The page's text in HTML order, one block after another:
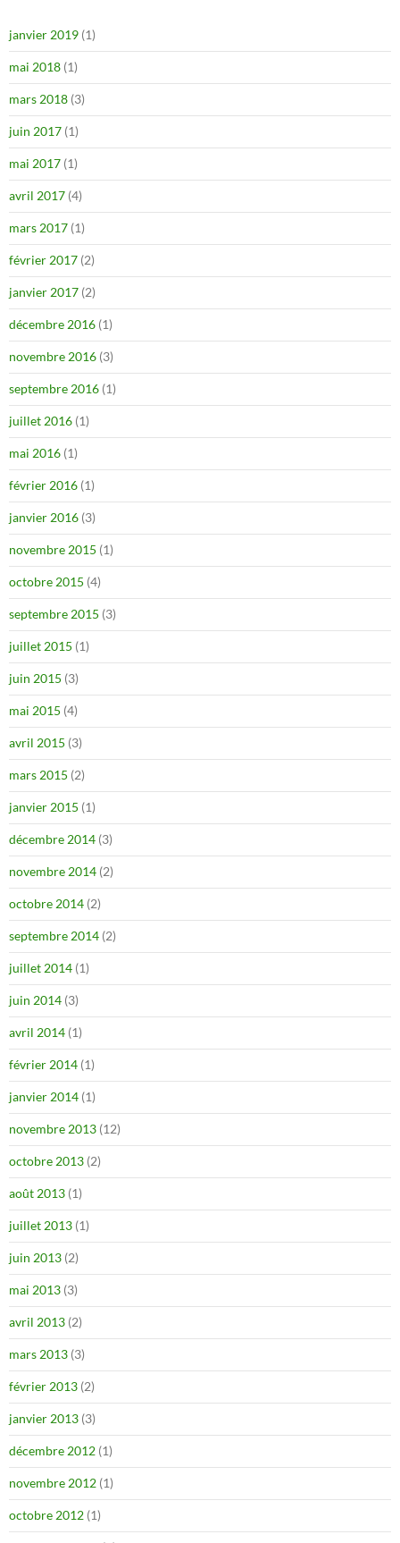
janvier 2019 (1)
mai 2018 (1)
mars 2018 (3)
juin 2017 (1)
mai 2017 (1)
avril 2017 (4)
mars 2017 (1)
février 2017 (2)
janvier 2017 (2)
décembre 2016 (1)
novembre 2016 (3)
septembre 2016 (1)
juillet 2016 (1)
mai 2016 (1)
février 2016 (1)
janvier 2016 (3)
novembre 2015 (1)
octobre 2015 (4)
septembre 2015 (3)
juillet 2015 (1)
juin 2015 (3)
mai 2015 (4)
avril 2015 (3)
mars 2015 (2)
janvier 2015 (1)
décembre 2014 (3)
novembre 2014 (2)
octobre 2014 (2)
septembre 2014 (2)
juillet 2014 (1)
juin 2014 (3)
avril 2014 (1)
février 2014 (1)
janvier 2014 (1)
novembre 2013 (12)
octobre 2013 (2)
août 2013 (1)
juillet 2013 (1)
juin 2013 (2)
mai 2013 (3)
avril 2013 (2)
mars 2013 (3)
février 2013 (2)
janvier 2013 (3)
décembre 2012 (1)
novembre 2012 (1)
octobre 2012 (1)